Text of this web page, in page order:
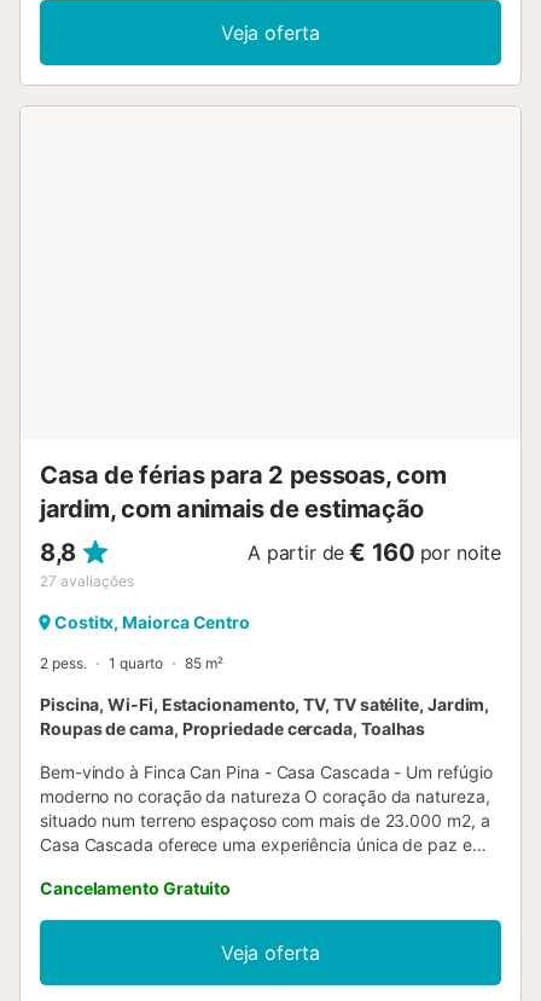
Veja oferta
Casa de férias para 2 pessoas, com
jardim, com animais de estimação
8,8
27 avaliações
A partir de € 160 por noite
Costitx, Maiorca Centro
2 pess. 1 quarto 85 m²
Piscina, Wi-Fi, Estacionamento, TV, TV satélite, Jardim,
Roupas de cama, Propriedade cercada, Toalhas
Bem-vindo à Finca Can Pina - Casa Cascada - Um refúgio
moderno no coração da natureza O coração da natureza,
situado num terreno espaçoso com mais de 23.000 m2, a
Casa Cascada oferece uma experiência única de paz e
paz e privacidade. Rodeada por olivais, citrinos, alfazemas
e loendros e aninhada em extensos jardins, que florescem
sazonalmente com agaves, palmeiras e jacarandás, viverá
um verdadeiro paraíso mediterrânico. A propriedade é
autossuficiente com a sua própria eletricidade e água, o
Cancelamento Gratuito
Veja oferta